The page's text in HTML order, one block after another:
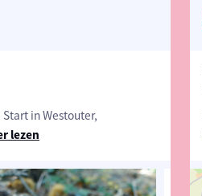
in Westouter,
lezen